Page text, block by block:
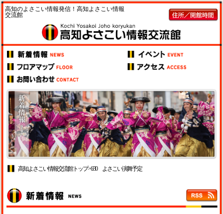
高知のよさこい情報発信！高知よさこい情報
交流館
高知よさこい情報交流館トップ> 6/30 よさこい演舞予定